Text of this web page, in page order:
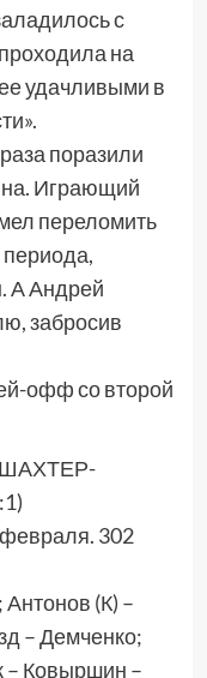
с
на
удачливыми в
поразили
Играющий
переломить
периода,
А Андрей
забросив
офф со второй
302
(К) –
– Демченко;
– Ковыршин –